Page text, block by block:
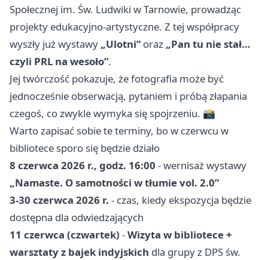
Społecznej im. Św. Ludwiki w Tarnowie, prowadząc
projekty edukacyjno-artystyczne. Z tej współpracy
wyszły już wystawy „Ulotni”oraz „Pan tu nie stał…
czyli PRL na wesoło”.
Jej twórczość pokazuje, że fotografia może być
jednocześnie obserwacją, pytaniem i próbą złapania
czegoś, co zwykle wymyka się spojrzeniu. 📸
Warto zapisać sobie te terminy, bo w czerwcu w
bibliotece sporo się będzie działo
8 czerwca 2026 r., godz. 16:00 - wernisaż wystawy
„Namaste. O samotności w tłumie vol. 2.0”
3-30 czerwca 2026 r. - czas, kiedy ekspozycja będzie
dostępna dla odwiedzających
11 czerwca (czwartek) -Wizyta w bibliotece +
warsztaty z bajek indyjskich dla grupy z DPS św.